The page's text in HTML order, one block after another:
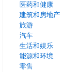
医药和健康
建筑和房地产
旅游
汽车
生活和娱乐
能源和环境
零售